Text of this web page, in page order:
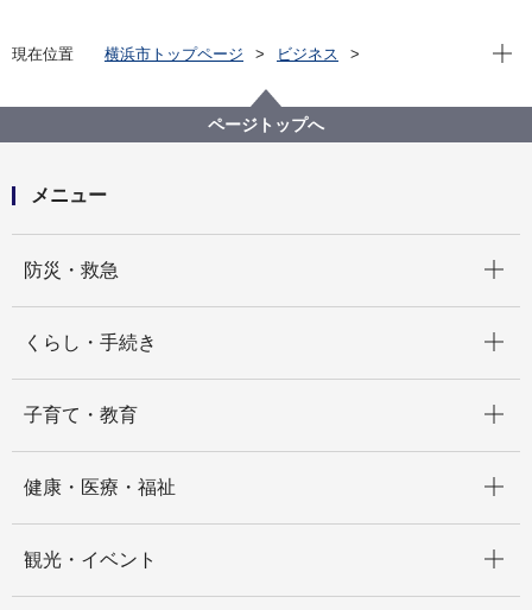
現在位置 横浜市トップページ
ビジネス
建築関連手続・法令・許認可
建築基準法に基づく許可・認定・指定等
意見公募ページ
現在
ページトップへ
メニュー
防災・救急
くらし・手続き
子育て・教育
健康・医療・福祉
観光・イベント